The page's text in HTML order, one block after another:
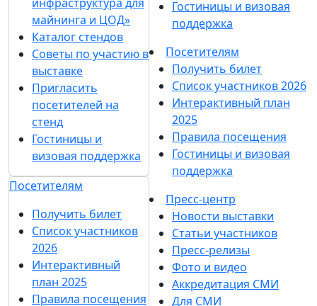
майнинга и ЦОД»
Каталог стендов
Советы по участию в
выставке
Пригласить
посетителей на
стенд
Гостиницы и
визовая поддержка
Посетителям
Получить билет
Список участников
2026
Интерактивный
план 2025
Правила посещения
Гостиницы и визовая
поддержка
Посетителям
Получить билет
Список участников 2026
Интерактивный план
2025
Правила посещения
Гостиницы и визовая
поддержка
Пресс-центр
Новости выставки
Статьи участников
Пресс-релизы
Фото и видео
Аккредитация СМИ
Для СМИ